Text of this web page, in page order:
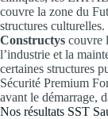
couvre la zone du
structures culturelles.
Constructys couvre
l’industrie et la
certaines structures
Sécurité Premium
avant le démarrage,
Nos résultats SST